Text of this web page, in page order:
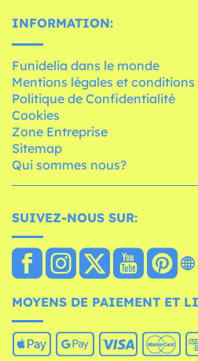
INFORMATION:
Funidelia dans le monde
Mentions légales et conditions
Politique de Confidentialité
Cookies
Zone Entreprise
Sitemap
Qui sommes nous?
SUIVEZ-NOUS SUR:
MOYENS DE PAIEMENT ET